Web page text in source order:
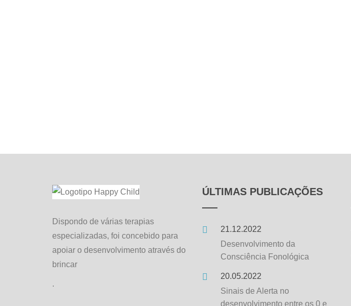
Dispondo de várias terapias
especializadas, foi concebido para
apoiar o desenvolvimento através do
brincar
.
ÚLTIMAS PUBLICAÇÕES
21.12.2022
Desenvolvimento da
Consciência Fonológica
20.05.2022
Sinais de Alerta no
desenvolvimento entre os 0 e